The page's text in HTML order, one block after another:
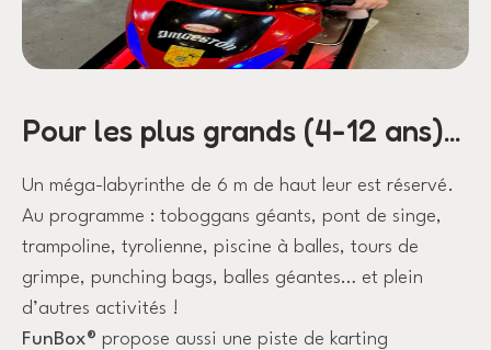
Pour les plus grands (4-12 ans)...
Un méga-labyrinthe de 6 m de haut leur est réservé.
Au programme : toboggans géants, pont de singe,
trampoline, tyrolienne, piscine à balles, tours de
grimpe, punching bags, balles géantes… et plein
d’autres activités !
FunBox® propose aussi une piste de karting